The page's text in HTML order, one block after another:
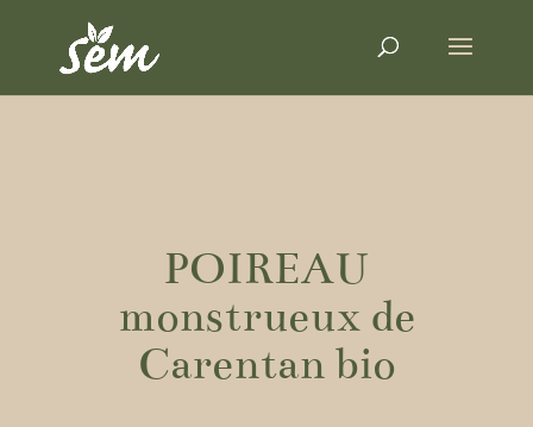
POIREAU
monstrueux de
Carentan bio